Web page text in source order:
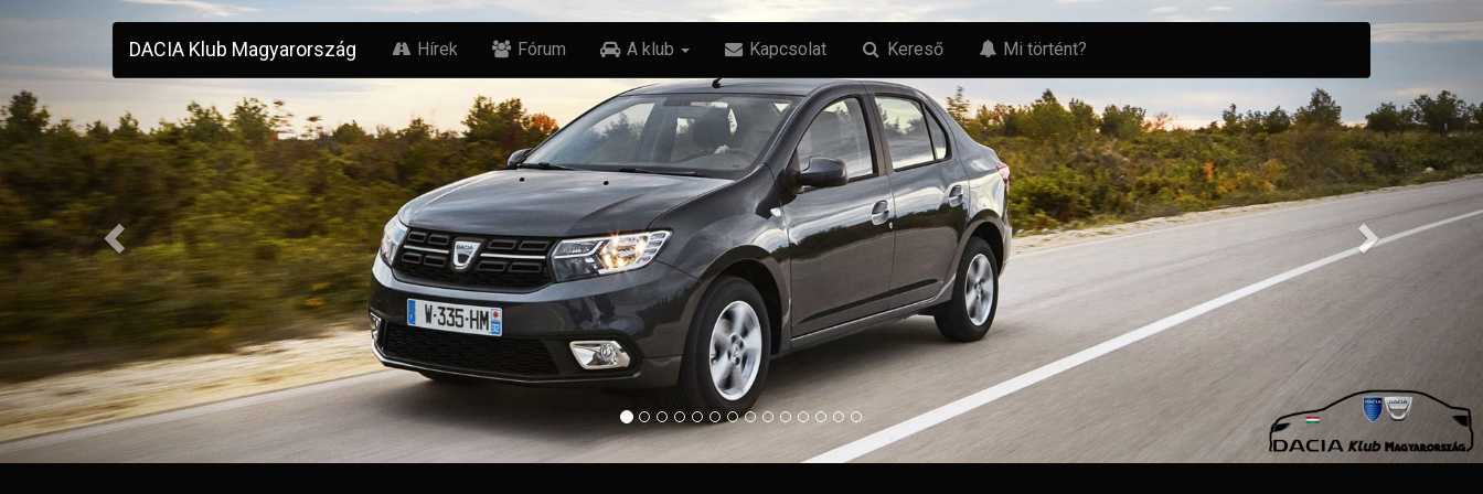
DACIA Klub Magyarország Hírek Fórum A klub Kapcsolat Kereső Mi történt?
Previous